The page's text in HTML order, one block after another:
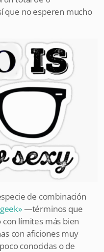
que no esperen mucho
de combinación
—términos que
límites más bien
con aficiones muy
conocidas o de